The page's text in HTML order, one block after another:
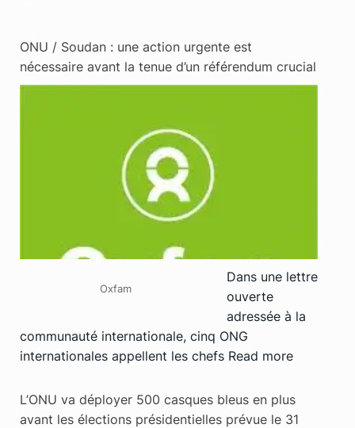
ONU / Soudan : une action urgente est
nécessaire avant la tenue d’un référendum crucial
Oxfam
Dans une lettre
ouverte
adressée à la
communauté internationale, cinq ONG
internationales appellent les chefs Read more
L’ONU va déployer 500 casques bleus en plus
avant les élections présidentielles prévue le 31